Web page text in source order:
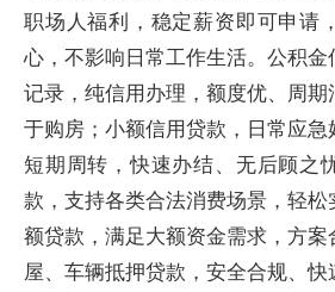
职场人福利，稳定薪资即可申请
心，不影响日常工作生活。公积
记录，纯信用办理，额度优、周
于购房；小额信用贷款，日常应急
短期周转，快速办结、无后顾之
款，支持各类合法消费场景，轻
额贷款，满足大额资金需求，方
屋、车辆抵押贷款，安全合规、